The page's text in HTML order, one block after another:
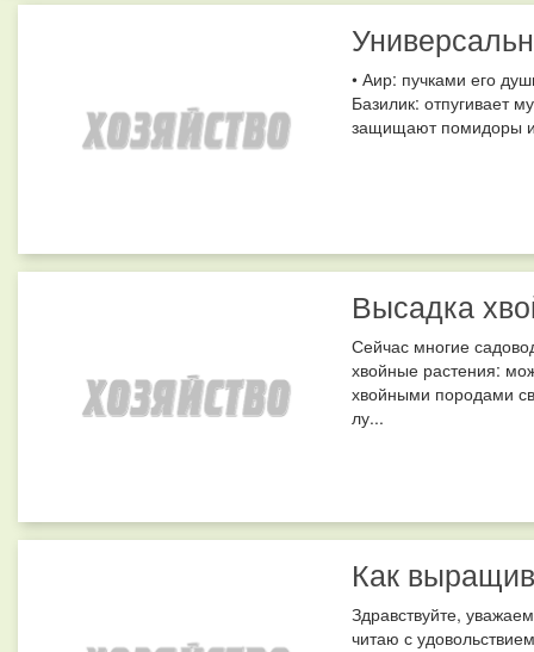
• Аир: пучками его
Базилик: отпугивает
защищают помидоры и
Высадка
Сейчас многие
хвойные растения:
хвойными породами
лу...
Как
Здравствуйте,
читаю с